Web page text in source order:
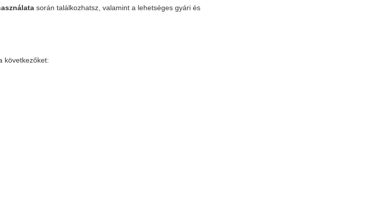
során találkozhatsz, valamint a lehetséges gyári és
következőket: